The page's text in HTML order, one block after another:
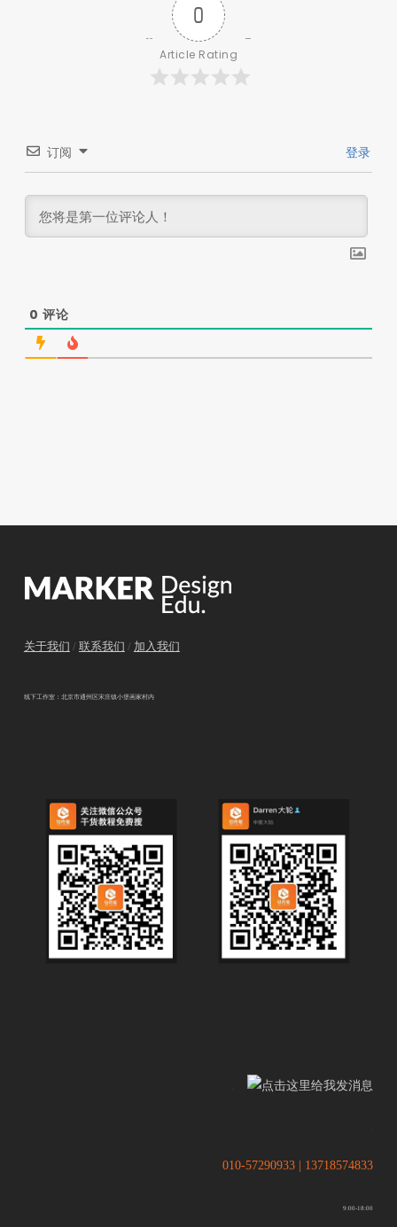
0
Article Rating
订阅 登录
0 评论
关于我们 / 联系我们 / 加入我们
线下工作室：北京市通州区宋庄镇小堡画家村内
010-57290933 | 13718574833
9:00-18:00